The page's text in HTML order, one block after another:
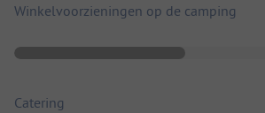
Winkelvoorzieningen op de camping
Catering